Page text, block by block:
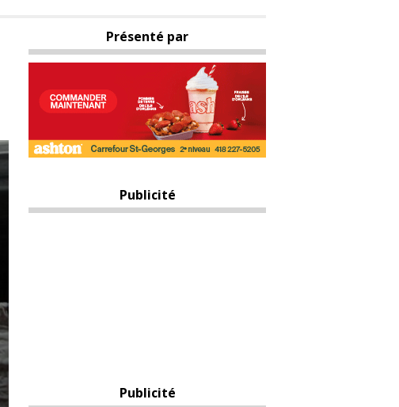
Présenté par
Publicité
Publicité